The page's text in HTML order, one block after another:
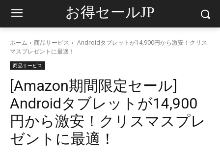
お得セールJP
ホーム 商品サービス
Androidタブレットが14,900円から激安！クリス
マスプレゼントに最適！
商品サービス
[Amazon期間限定セール]
Androidタブレットが14,900
円から激安！クリスマスプレ
ゼントに最適！